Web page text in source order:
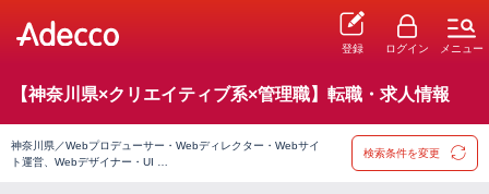
登録 ログイン メニュー
【神奈川県×クリエイティブ系×管理職】転職・求人情報
神奈川県／Webプロデューサー・Webディレクター・Webサイ
ト運営、Webデザイナー・UI …
検索条件を変更